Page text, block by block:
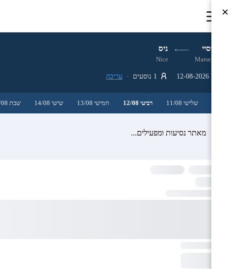
מרסיי ניס
Marseille
Nice
עריכה
שלישי 11/08 רביעי 12/08 חמישי 13/08 שישי 14/08 שבת 15/08
מאתר נסיעות ומפעילים...
×